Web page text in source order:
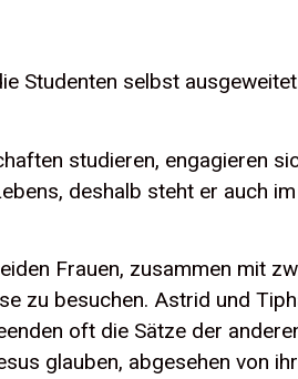
Studenten selbst
studieren, engagieren
deshalb steht er auch
Frauen, zusammen mit
zu besuchen. Astrid und
oft die Sätze der
glauben, abgesehen von